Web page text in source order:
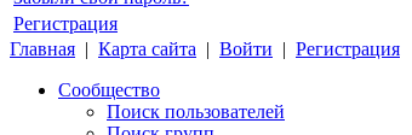
Регистрация
Главная | Карта сайта | Войти | Регистрация
Сообщество
Поиск пользователей